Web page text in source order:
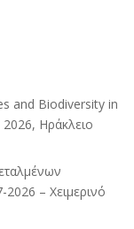
and Biodiversity in
Ηράκλειο
– Χειμερινό